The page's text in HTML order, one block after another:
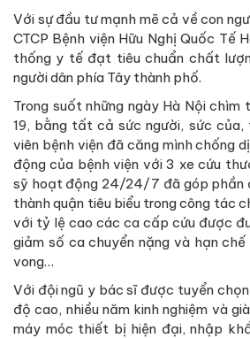
Với sự đầu tư mạnh mẽ cả về con
CTCP Bệnh viện Hữu Nghị Quốc Tế
thống y tế đạt tiêu chuẩn chất
người dân phía Tây thành phố.
Trong suốt những ngày Hà Nội
19, bằng tất cả sức người, sức
viên bệnh viện đã căng mình chống
động của bệnh viện với 3 xe cứu
sỹ hoạt động 24/24/7 đã góp phần
thành quận tiêu biểu trong công tác
với tỷ lệ cao các ca cấp cứu được
giảm số ca chuyển nặng và hạn
vong…
Với đội ngũ y bác sĩ được tuyển
độ cao, nhiều năm kinh nghiệm và
máy móc thiết bị hiện đại, nhập